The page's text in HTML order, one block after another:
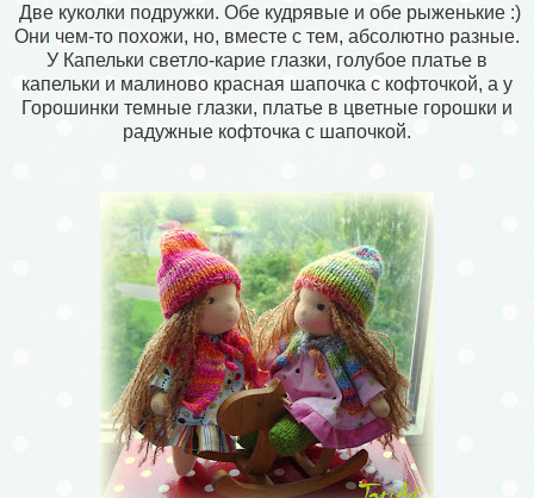
Две куколки подружки. Обе кудрявые и обе рыженькие :)
Они чем-то похожи, но, вместе с тем, абсолютно разные.
У Капельки светло-карие глазки, голубое платье в
капельки и малиново красная шапочка с кофточкой, а у
Горошинки темные глазки, платье в цветные горошки и
радужные кофточка с шапочкой.